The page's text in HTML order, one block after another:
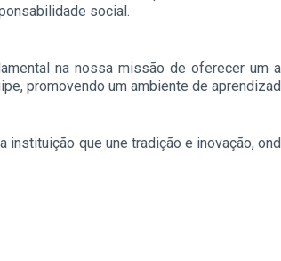
social.
na nossa missão de oferecer um
promovendo um ambiente de
instituição que une tradição e inovação,